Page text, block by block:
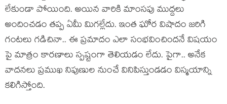
లేకుండా పోయింది. అయిన వారికి మాంస‌పు ముద్ద‌లు
అందించ‌డం తప్ప ఏమీ మిగ‌ల్లేదు. ఇంత ఘోర విషాదం జ‌రిగి
గంట‌లు గ‌డిచినా.. ఈ ప్ర‌మాదం ఎలా సంభ‌వించింద‌నే విష‌యం
పై మాత్రం కార‌ణాలు స్ప‌ష్టంగా తెలియ‌డం లేదు. పైగా.. అనేక
వాద‌న‌లు ప్ర‌ముఖ నిపుణుల నుంచే వినిపిస్తుండ‌డం విస్మ‌యాన్ని
క‌లిగిస్తోంది.